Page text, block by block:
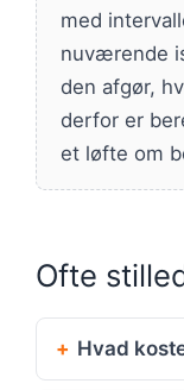
med
nuværende
den afgør,
derfor er
et løfte om
Ofte
Hvad